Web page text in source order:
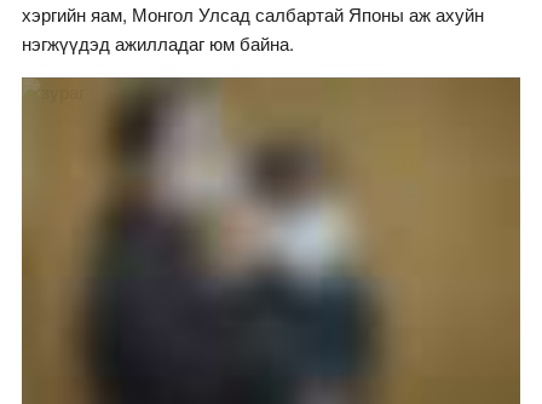
хэргийн яам, Монгол Улсад салбартай Японы аж ахуйн
нэгжүүдэд ажилладаг юм байна.